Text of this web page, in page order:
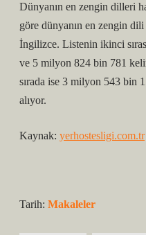
Dünyanın en zengin dilleri
göre dünyanın en zengin
İngilizce. Listenin ikinci
ve 5 milyon 824 bin 781
sırada ise 3 milyon 543 bin
alıyor.
Kaynak: yerhostesligi.com.tr
Tarih: Makaleler